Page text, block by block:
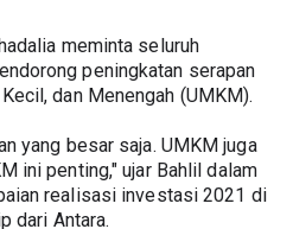
meminta seluruh
peningkatan serapan
dan Menengah (UMKM).
yang besar saja. UMKM juga
ini penting," ujar Bahlil dalam
realisasi investasi 2021 di
dari Antara.